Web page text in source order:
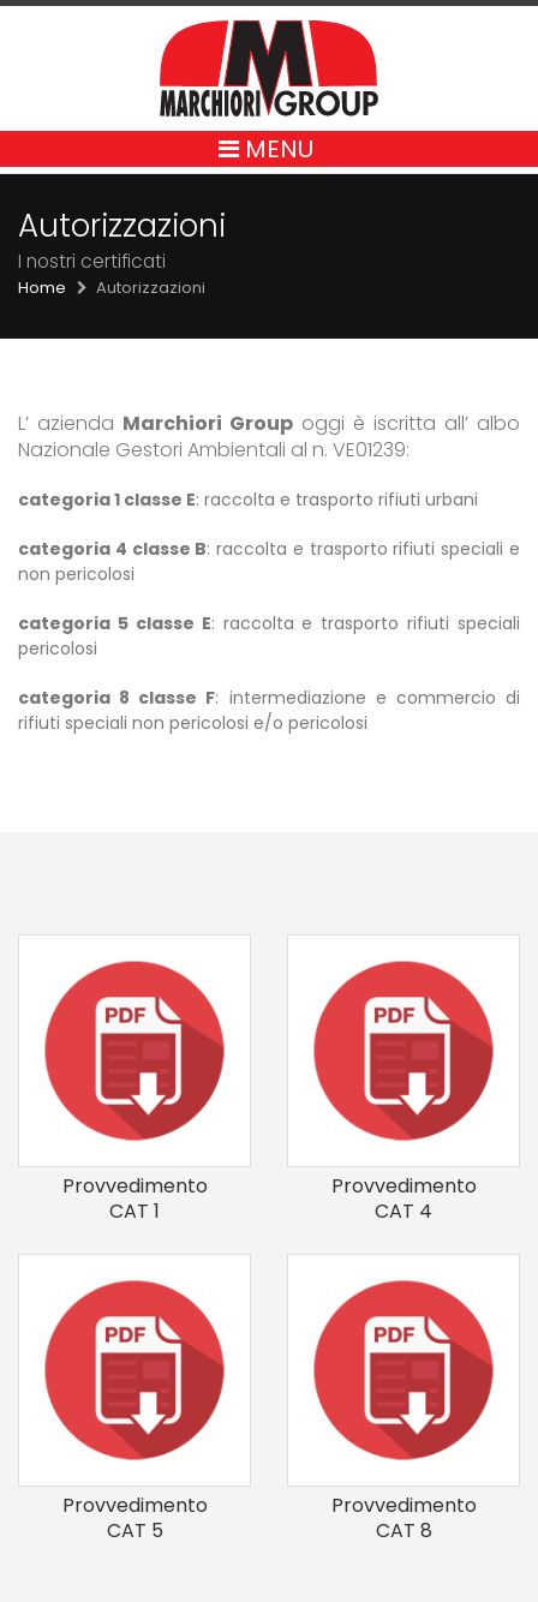
MENU
Autorizzazioni
I nostri certificati
Home Autorizzazioni
L’ azienda Marchiori Group oggi è iscritta all’ albo
Nazionale Gestori Ambientali al n. VE01239:
categoria 1 classe E: raccolta e trasporto rifiuti urbani
categoria 4 classe B: raccolta e trasporto rifiuti speciali e
non pericolosi
categoria 5 classe E: raccolta e trasporto rifiuti speciali
pericolosi
categoria 8 classe F: intermediazione e commercio di
rifiuti speciali non pericolosi e/o pericolosi
Provvedimento
CAT 1
Provvedimento
CAT 4
Provvedimento
CAT 5
Provvedimento
CAT 8